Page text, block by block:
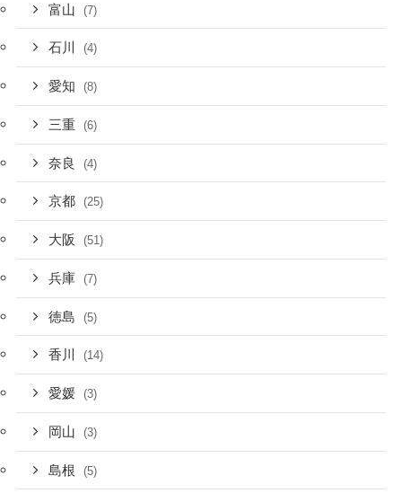
富山 (7)
石川 (4)
愛知 (8)
三重 (6)
奈良 (4)
京都 (25)
大阪 (51)
兵庫 (7)
徳島 (5)
香川 (14)
愛媛 (3)
岡山 (3)
島根 (5)